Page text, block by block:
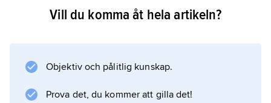
Jimmy Cliff var en av reggaemusikens
med låtar som ”Wonderful World, Beautiful
Vill du komma åt hela artikeln?
Objektiv och pålitlig kunskap.
Prova det, du kommer att gilla det!